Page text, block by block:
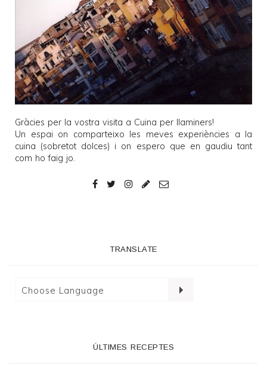
Gràcies per la vostra visita a Cuina per llaminers!
Un espai on comparteixo les meves experiències a la
cuina (sobretot dolces) i on espero que en gaudiu tant
com ho faig jo.
TRANSLATE
ÚLTIMES RECEPTES